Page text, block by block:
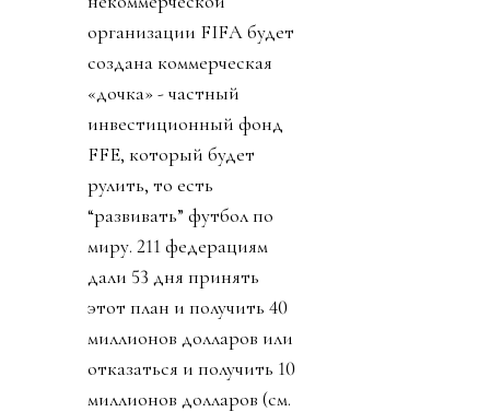
Источник изображения
@fifaworldcup
День 1. Инфантино
сбросил бомбу. У
некоммерческой
организации FIFA будет
создана коммерческая
«дочка» - частный
инвестиционный фонд